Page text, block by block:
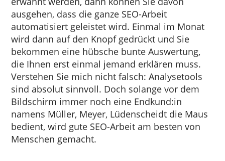
ausgehen, dass die ganze SEO-Arbeit
automatisiert geleistet wird. Einmal im Monat
wird dann auf den Knopf gedrückt und Sie
bekommen eine hübsche bunte Auswertung,
die Ihnen erst einmal jemand erklären muss.
Verstehen Sie mich nicht falsch: Analysetools
sind absolut sinnvoll. Doch solange vor dem
Bildschirm immer noch eine Endkund:in
namens Müller, Meyer, Lüdenscheidt die Maus
bedient, wird gute SEO-Arbeit am besten von
Menschen gemacht.